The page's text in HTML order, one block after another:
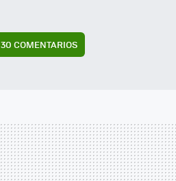
30 COMENTARIOS